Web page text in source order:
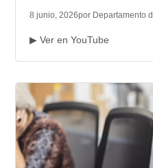
8 junio, 2026por Departamento
▶ Ver en YouTube